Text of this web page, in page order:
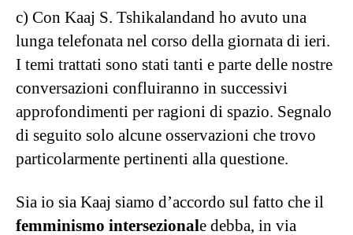
c) Con Kaaj S. Tshikalandand ho avuto una
lunga telefonata nel corso della giornata di ieri.
I temi trattati sono stati tanti e parte delle nostre
conversazioni confluiranno in successivi
approfondimenti per ragioni di spazio. Segnalo
di seguito solo alcune osservazioni che trovo
particolarmente pertinenti alla questione.
Sia io sia Kaaj siamo d’accordo sul fatto che il
femminismo intersezionale debba, in via